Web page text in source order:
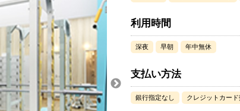
利用時間
深夜 早朝 年中無休
支払い方法
銀行指定なし クレジットカー